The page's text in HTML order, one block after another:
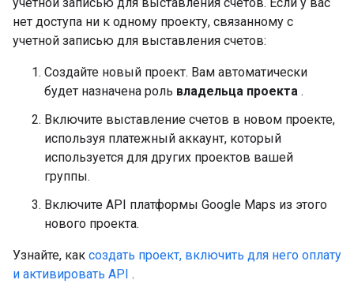
нет доступа ни к одному проекту, связанному с
учетной записью для выставления счетов:
Создайте новый проект. Вам автоматически
будет назначена роль владельца проекта .
Включите выставление счетов в новом проекте,
используя платежный аккаунт, который
используется для других проектов вашей
группы.
Включите API платформы Google Maps из этого
нового проекта.
Узнайте, как создать проект, включить для него оплату
и активировать API .